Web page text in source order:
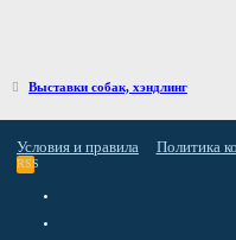
Выставки собак, хэндлинг
Условия и правила Политика
RSS